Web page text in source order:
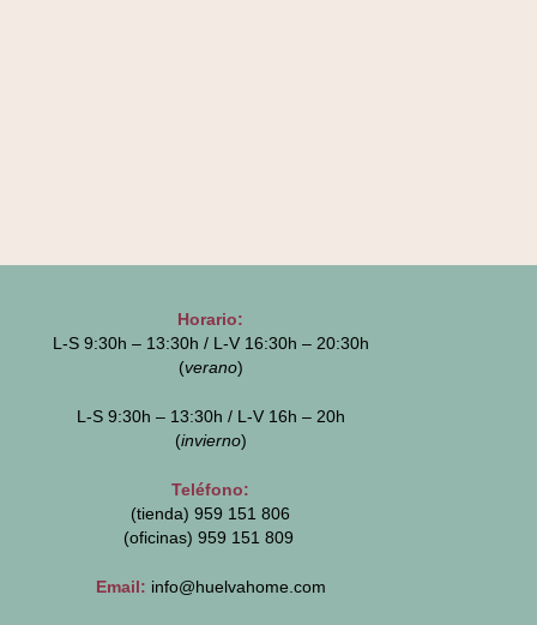
Horario:
L-S 9:30h – 13:30h / L-V 16:30h – 20:30h
(verano)
L-S 9:30h – 13:30h / L-V 16h – 20h
(invierno)
Teléfono:
(tienda) 959 151 806
(oficinas) 959 151 809
Email: info@huelvahome.com